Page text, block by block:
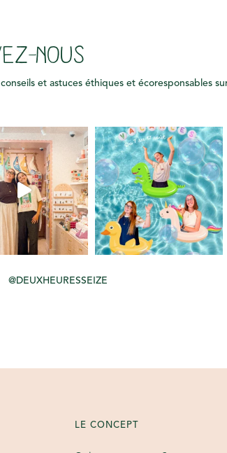
NOUS
et astuces éthiques et écoresponsables
@DEUXHEURESSEIZE
LE CONCEPT